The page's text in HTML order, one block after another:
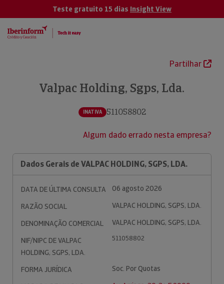
Teste gratuito 15 dias Insight View
Partilhar
Valpac Holding, Sgps, Lda.
INATIVA 511058802
Algum dado errado nesta empresa?
Dados Gerais de VALPAC HOLDING, SGPS, LDA.
DATA DE ÚLTIMA CONSULTA
06 agosto 2026
RAZÃO SOCIAL
VALPAC HOLDING, SGPS, LDA.
DENOMINAÇÃO COMERCIAL
VALPAC HOLDING, SGPS, LDA.
NIF/NIPC DE VALPAC
HOLDING, SGPS, LDA.
511058802
FORMA JURÍDICA
Soc. Por Quotas